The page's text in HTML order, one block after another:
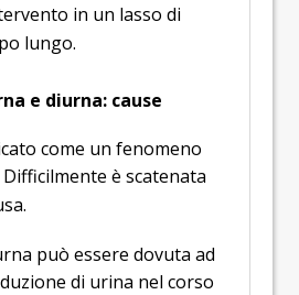
in un lasso di
lungo.
e diurna: cause
come un fenomeno
è scatenata
può essere dovuta ad
di urina nel corso